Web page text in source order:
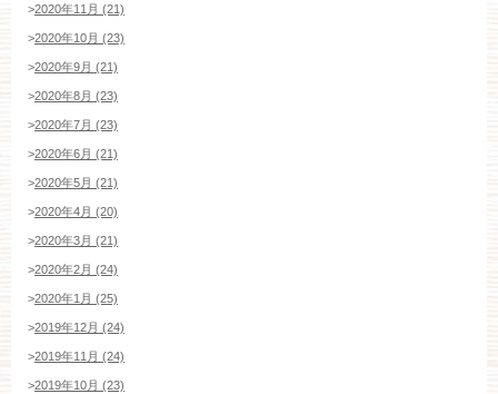
>2020年11月 (21)
>2020年10月 (23)
>2020年9月 (21)
>2020年8月 (23)
>2020年7月 (23)
>2020年6月 (21)
>2020年5月 (21)
>2020年4月 (20)
>2020年3月 (21)
>2020年2月 (24)
>2020年1月 (25)
>2019年12月 (24)
>2019年11月 (24)
>2019年10月 (23)